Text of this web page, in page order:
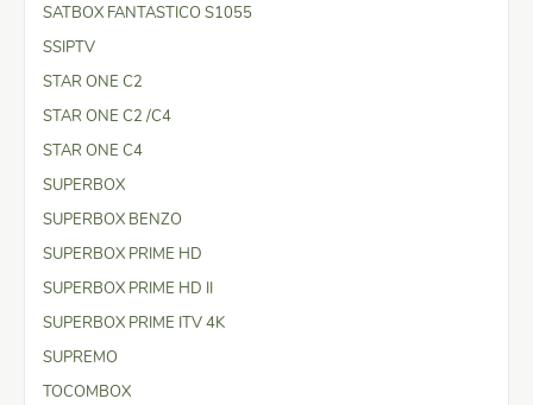
SATBOX FANTASTICO S1055
SSIPTV
STAR ONE C2
STAR ONE C2 /C4
STAR ONE C4
SUPERBOX
SUPERBOX BENZO
SUPERBOX PRIME HD
SUPERBOX PRIME HD II
SUPERBOX PRIME ITV 4K
SUPREMO
TOCOMBOX